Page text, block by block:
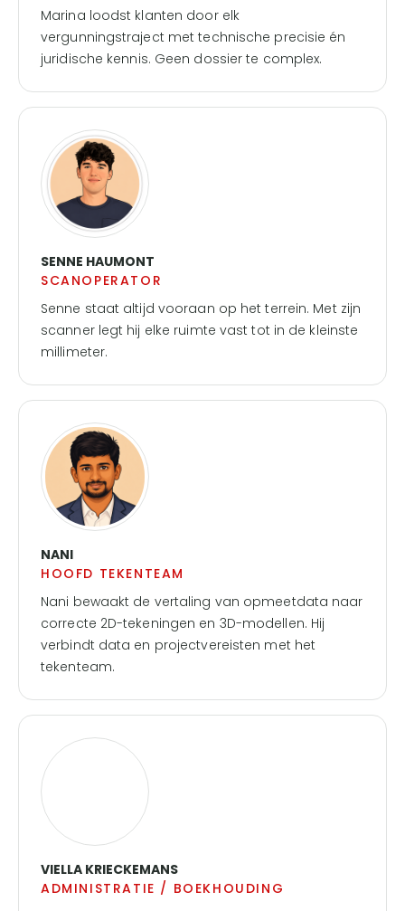
Marina loodst klanten door elk
vergunningstraject met technische precisie én
juridische kennis. Geen dossier te complex.
SENNE HAUMONT
SCANOPERATOR
Senne staat altijd vooraan op het terrein. Met zijn
scanner legt hij elke ruimte vast tot in de kleinste
millimeter.
NANI
HOOFD TEKENTEAM
Nani bewaakt de vertaling van opmeetdata naar
correcte 2D-tekeningen en 3D-modellen. Hij
verbindt data en projectvereisten met het
tekenteam.
VIELLA KRIECKEMANS
ADMINISTRATIE / BOEKHOUDING